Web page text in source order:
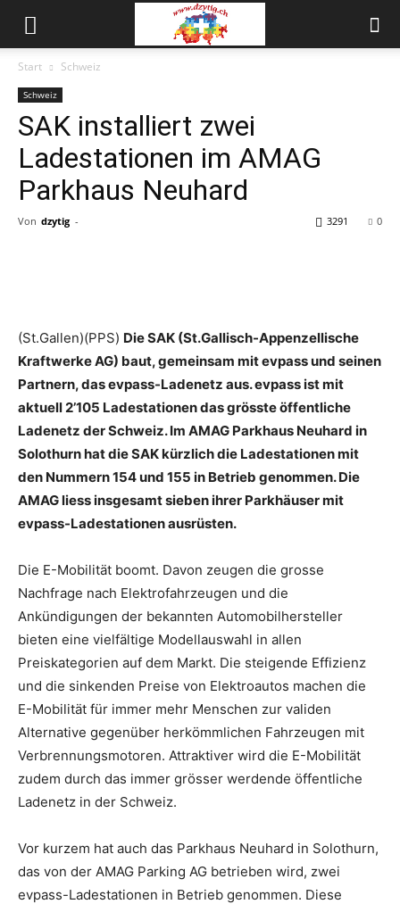
Start Schweiz
Schweiz
SAK installiert zwei
Ladestationen im AMAG
Parkhaus Neuhard
Von dzytig - 0
3291
(St.Gallen)(PPS) Die SAK (St.Gallisch-Appenzellische
Kraftwerke AG) baut, gemeinsam mit evpass und seinen
Partnern, das evpass-Ladenetz aus. evpass ist mit
aktuell 2’105 Ladestationen das grösste öffentliche
Ladenetz der Schweiz. Im AMAG Parkhaus Neuhard in
Solothurn hat die SAK kürzlich die Ladestationen mit
den Nummern 154 und 155 in Betrieb genommen. Die
AMAG liess insgesamt sieben ihrer Parkhäuser mit
evpass-Ladestationen ausrüsten.
Die E-Mobilität boomt. Davon zeugen die grosse
Nachfrage nach Elektrofahrzeugen und die
Ankündigungen der bekannten Automobilhersteller
bieten eine vielfältige Modellauswahl in allen
Preiskategorien auf dem Markt. Die steigende Effizienz
und die sinkenden Preise von Elektroautos machen die
E-Mobilität für immer mehr Menschen zur validen
Alternative gegenüber herkömmlichen Fahrzeugen mit
Verbrennungsmotoren. Attraktiver wird die E-Mobilität
zudem durch das immer grösser werdende öffentliche
Ladenetz in der Schweiz.
Vor kurzem hat auch das Parkhaus Neuhard in Solothurn,
das von der AMAG Parking AG betrieben wird, zwei
evpass-Ladestationen in Betrieb genommen. Diese